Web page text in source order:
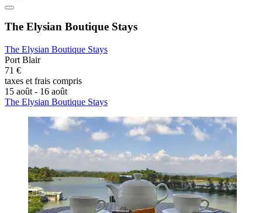
The Elysian Boutique Stays
The Elysian Boutique Stays
Port Blair
71 €
taxes et frais compris
15 août - 16 août
The Elysian Boutique Stays